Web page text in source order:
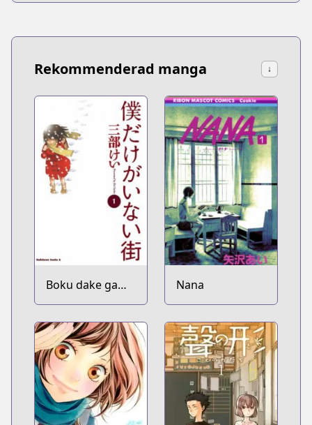
Rekommenderad manga ↓
Boku dake ga
Inai Machi
Nana